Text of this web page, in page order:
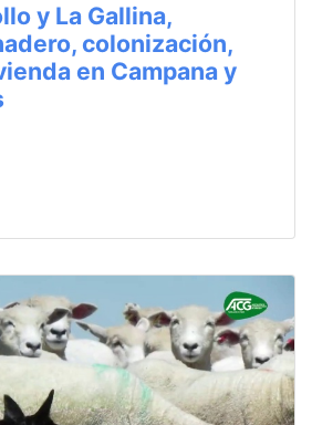
y La Gallina,
colonización,
en Campana y